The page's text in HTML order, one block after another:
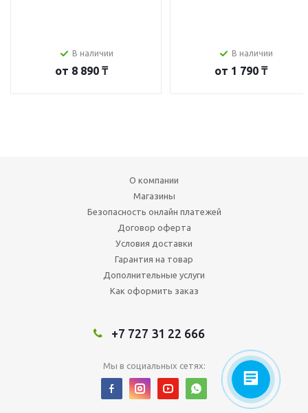
В наличии
от 8 890 ₸
В наличии
от 1 790 ₸
О компании
Магазины
Безопасность онлайн платежей
Договор оферта
Условия доставки
Гарантия на товар
Дополнительные услуги
Как оформить заказ
+7 727 31 22 666
Мы в социальных сетях: